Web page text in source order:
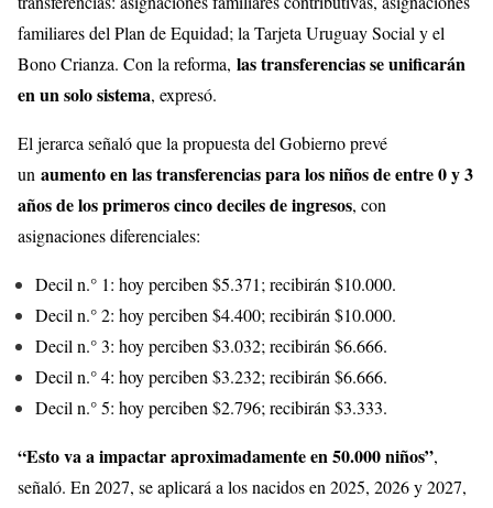
familiares del Plan de Equidad; la Tarjeta Uruguay Social y el
Bono Crianza. Con la reforma, las transferencias se unificarán
en un solo sistema, expresó.
El jerarca señaló que la propuesta del Gobierno prevé
un aumento en las transferencias para los niños de entre 0 y 3
años de los primeros cinco deciles de ingresos, con
asignaciones diferenciales:
Decil n.° 1: hoy perciben $5.371; recibirán $10.000.
Decil n.° 2: hoy perciben $4.400; recibirán $10.000.
Decil n.° 3: hoy perciben $3.032; recibirán $6.666.
Decil n.° 4: hoy perciben $3.232; recibirán $6.666.
Decil n.° 5: hoy perciben $2.796; recibirán $3.333.
“Esto va a impactar aproximadamente en 50.000 niños”,
señaló. En 2027, se aplicará a los nacidos en 2025, 2026 y 2027,